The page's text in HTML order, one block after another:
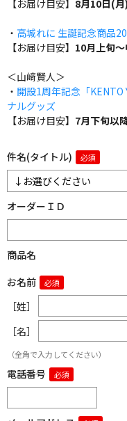
【お届け目安】 8月10日(
・ 高城れに 生誕記念商品
【お届け目安】 10月上旬
＜山﨑賢人＞
・ 開設1周年記念「KENTO
ナルグッズ
【お届け目安】 7月下旬以
件名(タイトル)
オーダーＩＤ
商品名
お名前
［姓］
［名］
（全角で入力してください）
電話番号